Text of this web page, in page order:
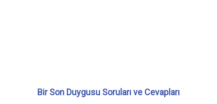
Bir Son Duygusu Soruları ve Cevapları